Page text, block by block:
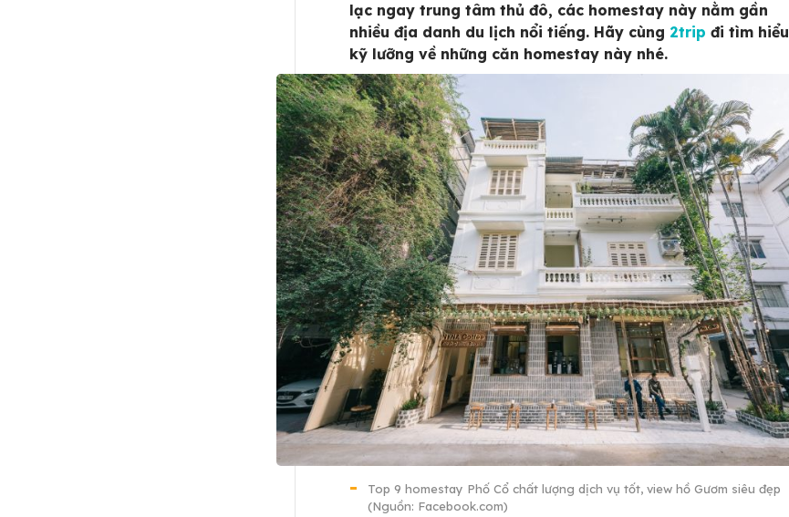
lạc ngay trung tâm thủ đô, các homestay này nằm gần
nhiều địa danh du lịch nổi tiếng. Hãy cùng 2trip đi tìm hiểu
kỹ lưỡng về những căn homestay này nhé.
Top 9 homestay Phố Cổ chất lượng dịch vụ tốt, view hồ Gươm siêu đẹp
(Nguồn: Facebook.com)